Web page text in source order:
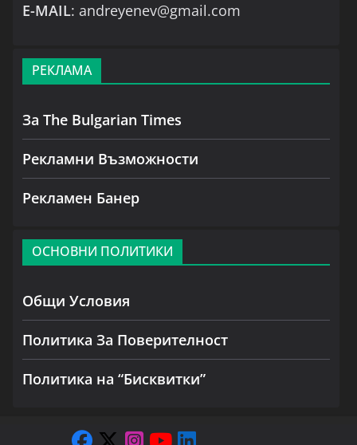
Е-MAIL: andreyenev@gmail.com
РЕКЛАМА
За The Bulgarian Times
Рекламни Възможности
Рекламен Банер
ОСНОВНИ ПОЛИТИКИ
Общи Условия
Политика За Поверителност
Политика на “Бисквитки”